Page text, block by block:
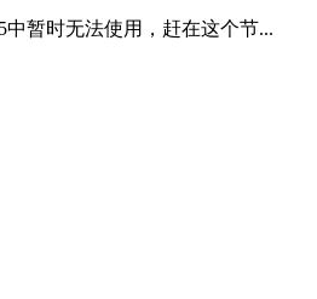
暂时无法使用，赶在这个节...